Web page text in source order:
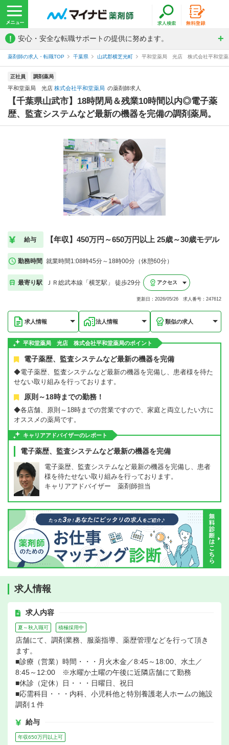
! 安心・安全な転職サポートの提供に努めます。
薬剤師の求人・転職TOP 千葉県 山武郡横芝光町 平和堂薬局 光店 株式会社平和堂薬
正社員 調剤薬局
平和堂薬局 光店 株式会社平和堂薬局 の薬剤師求人
【千葉県山武市】18時閉局＆残業10時間以内◎電子薬
歴、監査システムなど最新の機器を完備の調剤薬局。
給与 【年収】450万円～650万円以上 25歳～30歳モデル
勤務時間 就業時間1:08時45分～18時00分（休憩60分）
最寄り駅 ＪＲ総武本線「横芝駅」 徒歩29分 アクセス
更新日：2026/05/26 求人番号：247612
求人情報 法人情報 類似の求人
平和堂薬局 光店 株式会社平和堂薬局のポイント
電子薬歴、監査システムなど最新の機器を完備
◆電子薬歴、監査システムなど最新の機器を完備し、患者様を待た
せない取り組みを行っております。
原則～18時までの勤務！
◆各店舗、原則～18時までの営業ですので、家庭と両立したい方に
オススメの薬局です。
キャリアアドバイザーのレポート
電子薬歴、監査システムなど最新の機器を完備
電子薬歴、監査システムなど最新の機器を完備し、患者
様を待たせない取り組みを行っております。
キャリアアドバイザー 薬剤師担当
求人情報
求人内容
夏～秋入職可 積極採用中
店舗にて、調剤業務、服薬指導、薬歴管理などを行って頂き
ます。
■診療（営業）時間・・・月火木金／8:45～18:00、水土／
8:45～12:00 ※水曜か土曜の午後に近隣店舗にて勤務
■休診（定休）日・・・日曜日、祝日
■応需科目・・・内科、小児科他と特別養護老人ホームの施設
調剤１件
給与
年収650万円以上可